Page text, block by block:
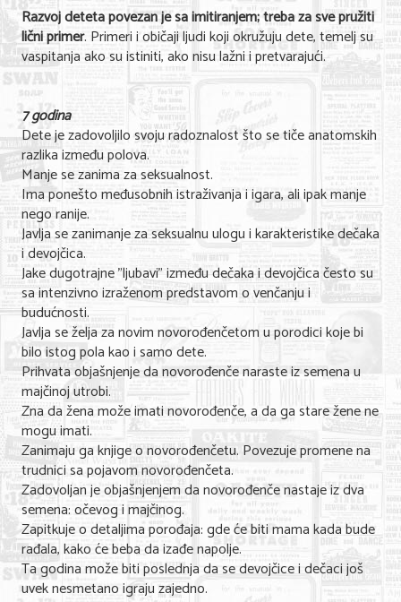
Sport i rekreacija
Hobi i razonoda
ADRESAR
Posao
Usluge
Nega lica i tela
Shopping
Sve za venčanje
Sve za decu
Kuća i bašta
Gastronomija
Sport i rekreacija
Zdravlje i medicina
Hobi i razonoda
UPIS FIRMI
MARKETING
Razvoj deteta povezan je sa imitiranjem; treba za sve pružiti
lični primer. Primeri i običaji ljudi koji okružuju dete, temelj su
vaspitanja ako su istiniti, ako nisu lažni i pretvarajući.
7 godina
Dete je zadovoljilo svoju radoznalost što se tiče anatomskih
razlika između polova.
Manje se zanima za seksualnost.
Ima ponešto međusobnih istraživanja i igara, ali ipak manje
nego ranije.
Javlja se zanimanje za seksualnu ulogu i karakteristike dečaka
i devojčica.
Jake dugotrajne "ljubavi" između dečaka i devojčica često su
sa intenzivno izraženom predstavom o venčanju i
budućnosti.
Javlja se želja za novim novorođenčetom u porodici koje bi
bilo istog pola kao i samo dete.
Prihvata objašnjenje da novorođenče naraste iz semena u
majčinoj utrobi.
Zna da žena može imati novorođenče, a da ga stare žene ne
mogu imati.
Zanimaju ga knjige o novorođenčetu. Povezuje promene na
trudnici sa pojavom novorođenčeta.
Zadovoljan je objašnjenjem da novorođenče nastaje iz dva
semena: očevog i majčinog.
Zapitkuje o detaljima porođaja: gde će biti mama kada bude
rađala, kako će beba da izađe napolje.
Ta godina može biti poslednja da se devojčice i dečaci još
uvek nesmetano igraju zajedno.